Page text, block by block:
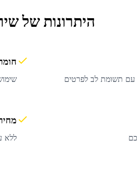
היתרונות של
עם תשומת לב לפרטים
ללא